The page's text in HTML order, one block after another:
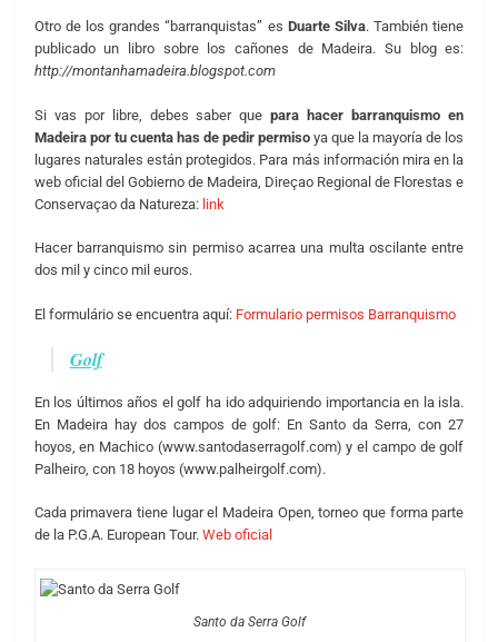
Otro de los grandes “barranquistas” es Duarte Silva. También tiene
publicado un libro sobre los cañones de Madeira. Su blog es:
http://montanhamadeira.blogspot.com
Si vas por libre, debes saber quepara hacer barranquismo en
Madeira por tu cuenta has de pedir permisoya que la mayoría de los
lugares naturales están protegidos. Para más información mira en la
web oficial del Gobierno de Madeira, Direçao Regional de Florestas e
Conservaçao da Natureza: link
Hacer barranquismo sin permiso acarrea una multa oscilante entre
dos mil y cinco mil euros.
El formulário se encuentra aquí: Formulario permisos Barranquismo
Golf
En los últimos años el golf ha ido adquiriendo importancia en la isla.
En Madeira hay dos campos de golf: En Santo da Serra, con 27
hoyos, en Machico (www.santodaserragolf.com) y el campo de golf
Palheiro, con 18 hoyos (www.palheirgolf.com).
Cada primavera tiene lugar el Madeira Open, torneo que forma parte
de la P.G.A. European Tour. Web oficial
Santo da Serra Golf